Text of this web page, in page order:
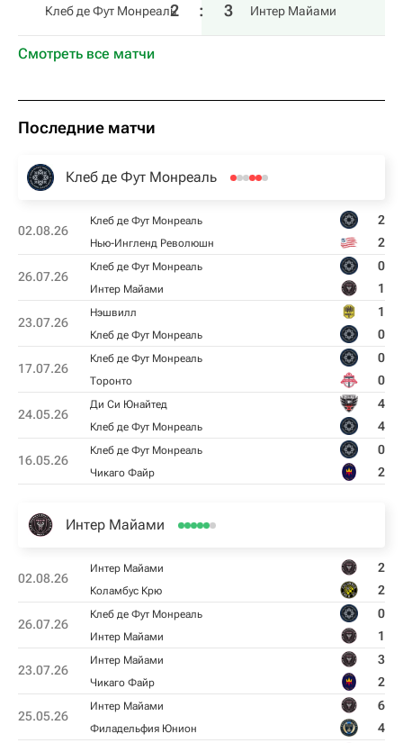
Клеб де Фут Монреаль2 : 3 Интер Майами
Смотреть все матчи
Последние матчи
Клеб де Фут Монреаль
02.08.26
Клеб де Фут Монреаль 2
Нью-Ингленд Революшн 2
26.07.26
Клеб де Фут Монреаль 0
Интер Майами 1
23.07.26
Нэшвилл 1
Клеб де Фут Монреаль 0
17.07.26
Клеб де Фут Монреаль 0
Торонто 0
24.05.26
Ди Си Юнайтед 4
Клеб де Фут Монреаль 4
16.05.26
Клеб де Фут Монреаль 0
Чикаго Файр 2
Интер Майами
02.08.26
Интер Майами 2
Коламбус Крю 2
26.07.26
Клеб де Фут Монреаль 0
Интер Майами 1
23.07.26
Интер Майами 3
Чикаго Файр 2
25.05.26
Интер Майами 6
Филадельфия Юнион 4